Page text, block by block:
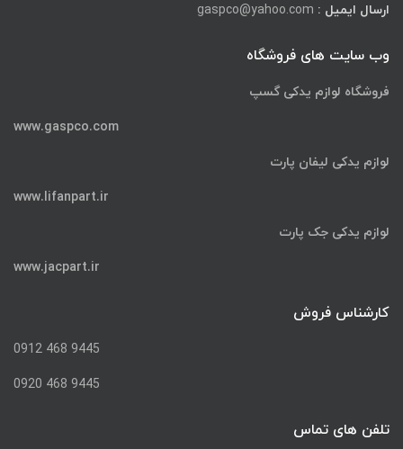
ارسال ایمیل : gaspco@yahoo.com
وب سایت های فروشگاه
فروشگاه لوازم یدکی گسپ
www.gaspco.com
لوازم یدکی لیفان پارت
www.lifanpart.ir
لوازم یدکی جک پارت
www.jacpart.ir
کارشناس فروش
9445 468 0912
9445 468 0920
تلفن های تماس